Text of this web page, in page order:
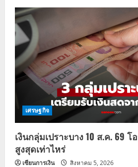
เศรษฐกิจ
เงินกลุ่มเปราะบาง 10 ส.ค. 69
สูงสุดเท่าไหร่
เซียนการเงิน สิงหาคม 5, 2026